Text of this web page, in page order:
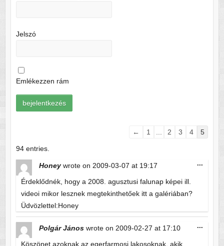
Jelszó
Emlékezzen rám
Guestbook
← 1 2 3 4 5
94 entries.
Honey wrote on 2009-03-07 at 19:17
Érdeklődnék, hogy a 2008. agusztusi falunap képei ill.
videoi mikor lesznek megtekinthetőek itt a galériában?
Üdvözlettel:Honey
...
Polgár János wrote on 2009-02-27 at 17:10
Köszönet azoknak az egerfarmosi lakosoknak, akik
...